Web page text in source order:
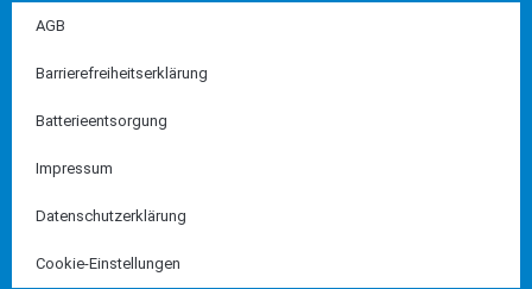
AGB
Barrierefreiheitserklärung
Batterieentsorgung
Impressum
Datenschutzerklärung
Cookie-Einstellungen